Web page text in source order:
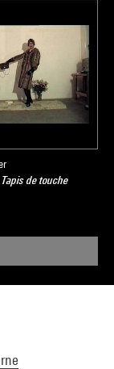
Tapis de touche